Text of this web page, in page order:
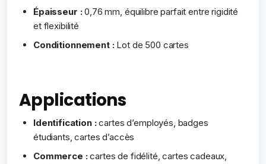
Épaisseur :0,76 mm, équilibre parfait entre rigidité
et flexibilité
Conditionnement :Lot de 500 cartes
Applications
Identification :cartes d’employés, badges
étudiants, cartes d’accès
Commerce :cartes de fidélité, cartes cadeaux,